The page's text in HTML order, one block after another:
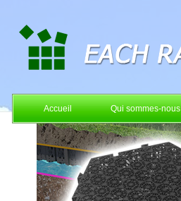
Accueil Qui sommes-nous